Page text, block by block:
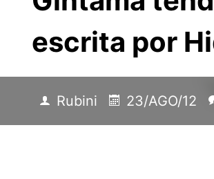
escrita por
Rubini 23/AGO/12